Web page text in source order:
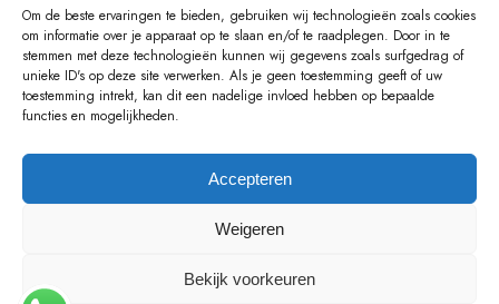
Om de beste ervaringen te bieden, gebruiken wij technologieën zoals cookies
om informatie over je apparaat op te slaan en/of te raadplegen. Door in te
stemmen met deze technologieën kunnen wij gegevens zoals surfgedrag of
unieke ID's op deze site verwerken. Als je geen toestemming geeft of uw
toestemming intrekt, kan dit een nadelige invloed hebben op bepaalde
functies en mogelijkheden.
Accepteren
Weigeren
Bekijk voorkeuren
CONTACT
Vragen of wensen? Neem contact op!
+31 (0)6 229 021 29
© 2023 , All Rights Reserved